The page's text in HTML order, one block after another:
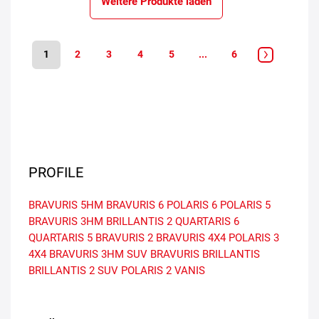
1 2 3 4 5 ... 6
PROFILE
BRAVURIS 5HM BRAVURIS 6 POLARIS 6 POLARIS 5
BRAVURIS 3HM BRILLANTIS 2 QUARTARIS 6
QUARTARIS 5 BRAVURIS 2 BRAVURIS 4X4 POLARIS 3
4X4 BRAVURIS 3HM SUV BRAVURIS BRILLANTIS
BRILLANTIS 2 SUV POLARIS 2 VANIS